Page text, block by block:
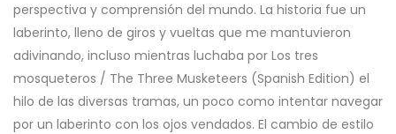
perspectiva y comprensión del mundo. La historia fue un
laberinto, lleno de giros y vueltas que me mantuvieron
adivinando, incluso mientras luchaba por Los tres
mosqueteros / The Three Musketeers (Spanish Edition) el
hilo de las diversas tramas, un poco como intentar navegar
por un laberinto con los ojos vendados. El cambio de estilo